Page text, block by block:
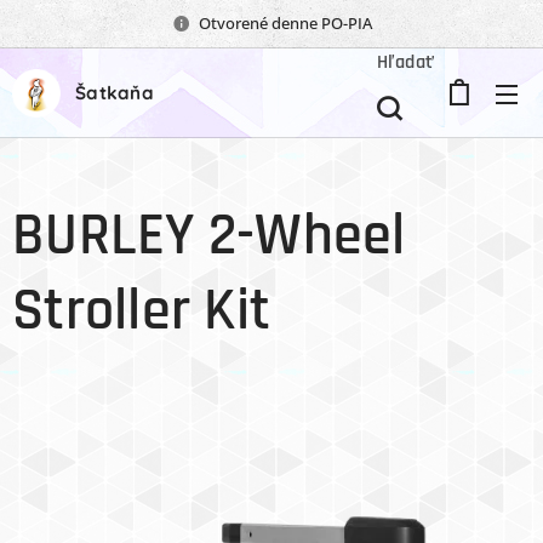
Otvorené denne PO-PIA
Šatkaňa
Hľadať
BURLEY 2-Wheel
Stroller Kit